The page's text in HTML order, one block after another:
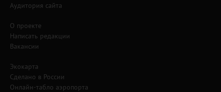
Аудитория сайта
О проекте
Написать редакции
Вакансии
Экокарта
Сделано в России
Онлайн-табло аэропорта